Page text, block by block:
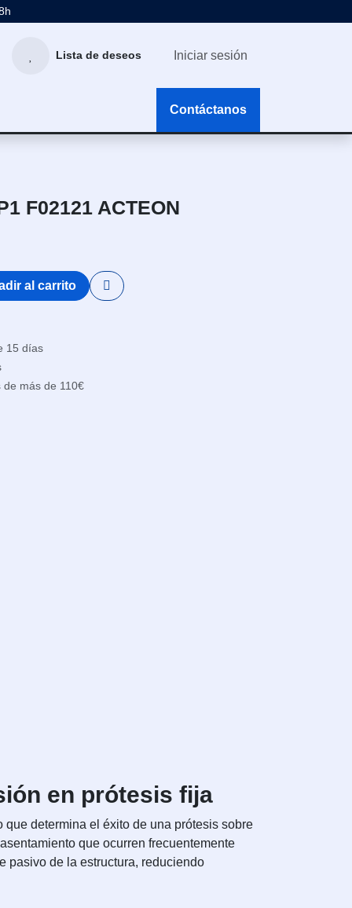
Lista de deseos Iniciar sesión
Contáctanos
F02121 ACTEON
al carrito
15 días
de más de 110€
en prótesis fija
determina el éxito de una prótesis sobre
que ocurren frecuentemente
pasivo de la estructura, reduciendo